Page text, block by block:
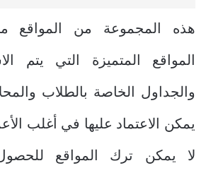
هذه المجموعة من المواقع
المواقع المتميزة التي يتم
والجداول الخاصة بالطلاب
يمكن الاعتماد عليها في أغلب
لا يمكن ترك المواقع